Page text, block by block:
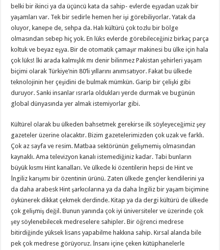
belki bir ikinci ya da üçüncü kata da sahip- evlerde eşyadan uzak bir
yaşamları var. Tek bir sedirle hemen her işi görebiliyorlar. Yatak da
oluyor, kanepe de, sehpa da. Halı kültürü çok tozlu bir bölge
olmasından sebep hiç yok. En lüks evlerde görebileceğiniz birkaç parça
koltuk ve beyaz eşya. Bir de otomatik çamaşır makinesi bu ülke için hala
çok lüks! İki arada kalmışlık mı denir bilinmez Pakistan şehirleri yaşam
biçimi olarak Türkiye’nin 80’li yıllarını anımsatıyor. Fakat bu ülkede
teknolojinin her çeşidini de bulmak mümkün. Garip bir çelişki gibi
duruyor. Sanki insanlar ısrarla oldukları yerde durmak ve bugünün
global dünyasında yer almak istemiyorlar gibi.
Kültürel olarak bu ülkeden bahsetmek gerekirse ilk söyleyeceğimiz şey
gazeteler üzerine olacaktır. Bizim gazetelerimizden çok uzak ve farklı.
Çok az sayfa ve resim. Matbaa sektörünün gelişmemiş olmasından
kaynaklı. Ama televizyon kanalı istemediğiniz kadar. Tabi bunların
büyük kısmı Hint kanalları. Ve ülkede ki özentilerin hepsi de Hint ve
İngiliz karışımı bir özentinin ürünü. Zaten ülkede gençler kendilerini ya
da daha arabesk Hint şarkıcılarına ya da daha İngiliz bir yaşam biçimine
öykünerek dikkat çekmek derdinde. Kitap ya da dergi kültürü de ülkede
çok gelişmiş değil. Bunun yanında çok iyi üniversiteler ve üzerinde çok
şey söylenebilecek medreselere sahipler. Bir öğrenci medrese
bitirdiğinde yüksek lisans yapabilme hakkına sahip. Kırsal alanda bile
pek çok medrese görüyoruz. İnsanı içine çeken kütüphanelerle